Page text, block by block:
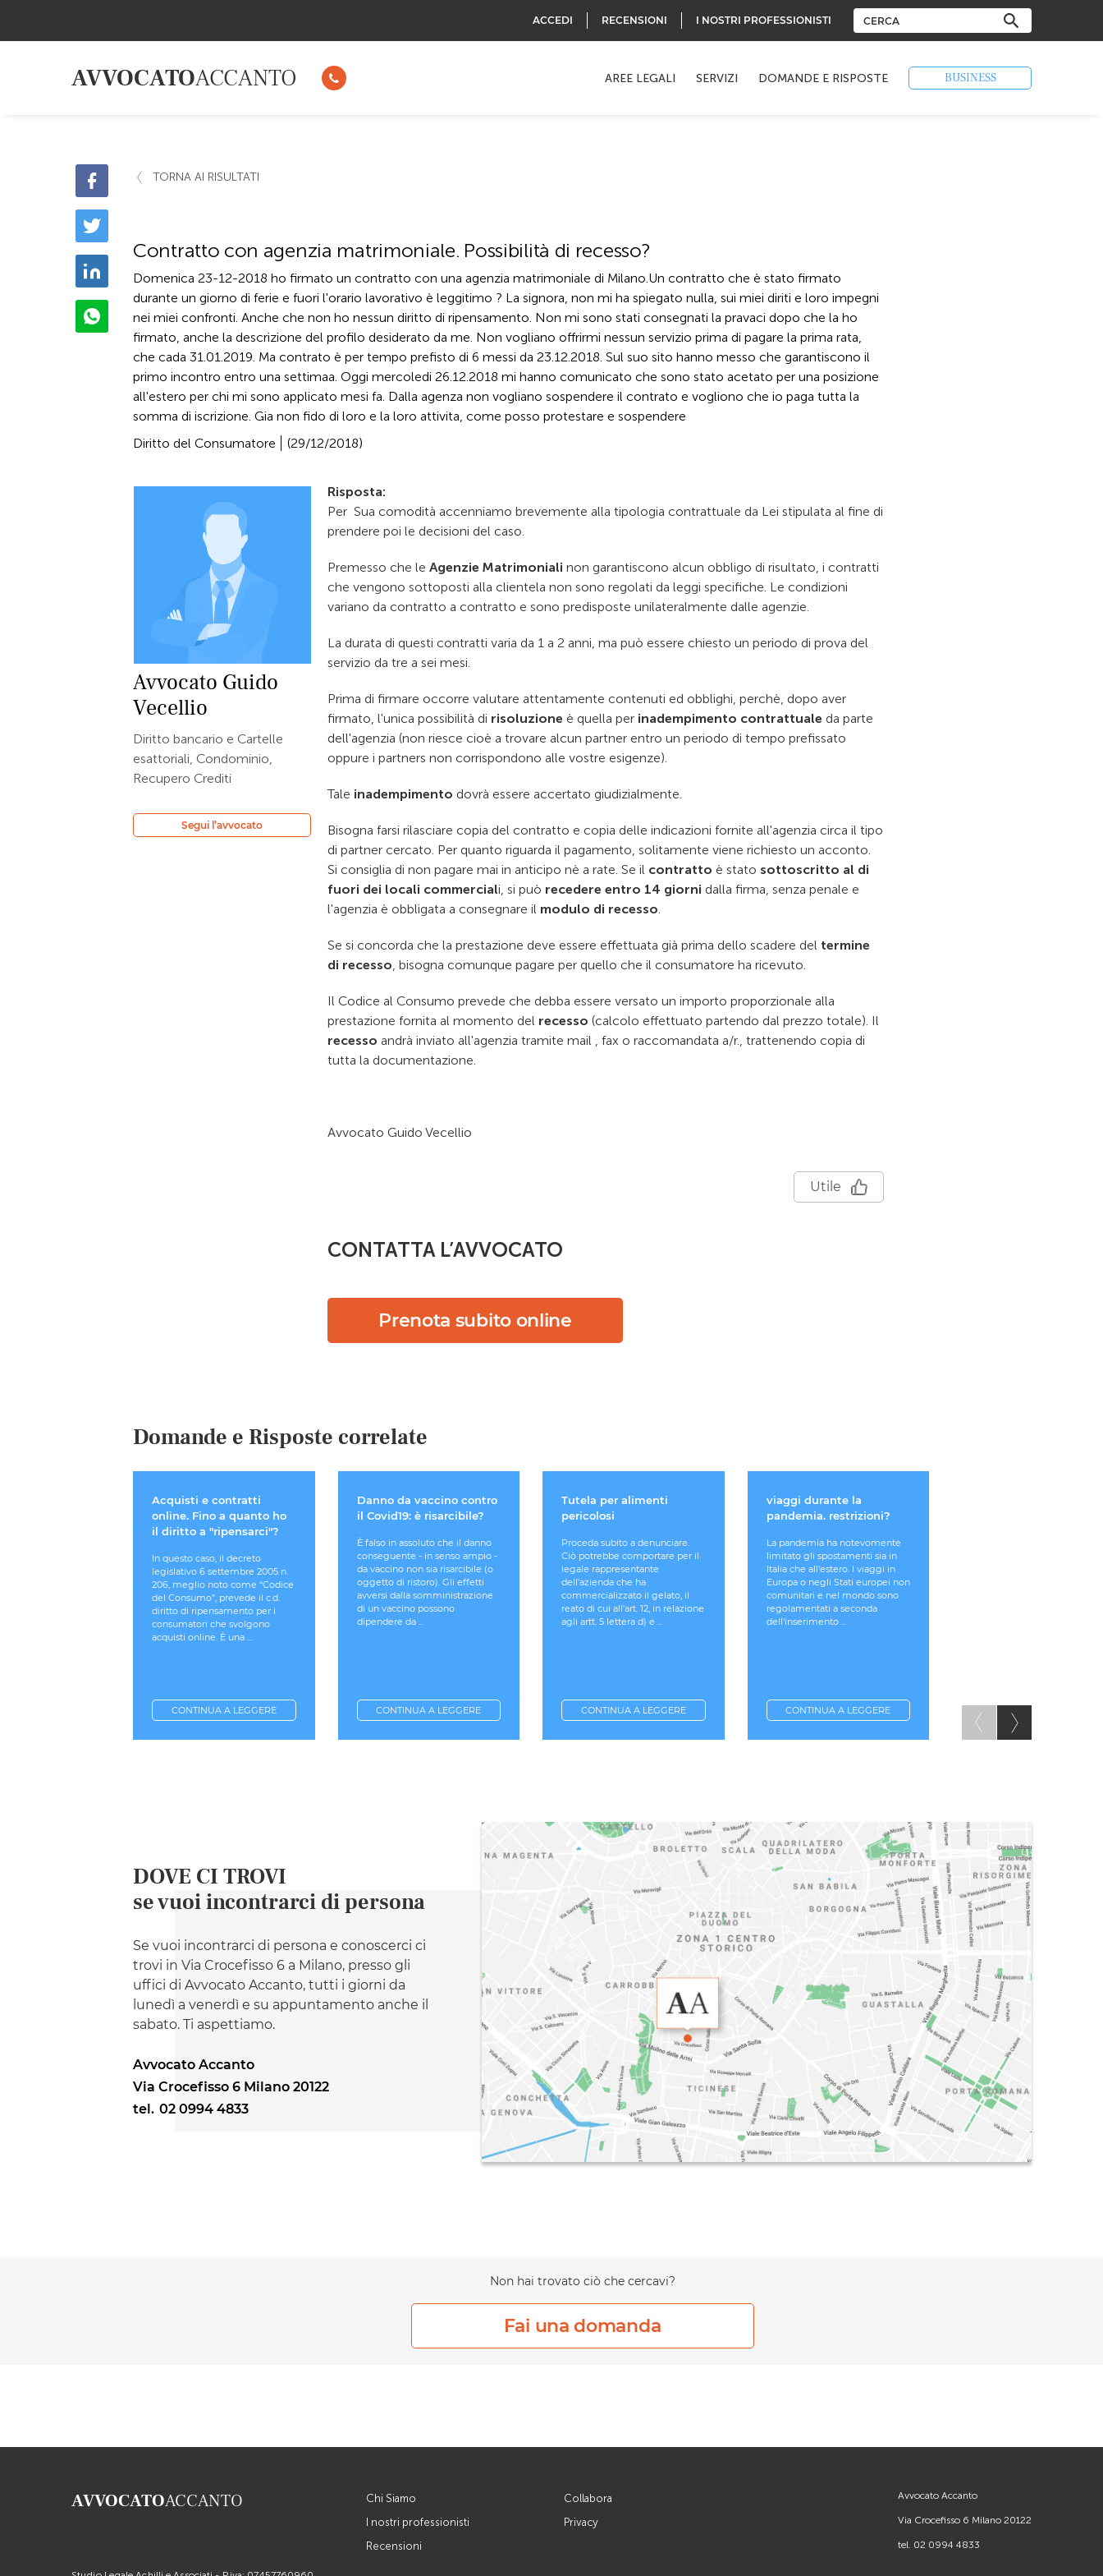
ACCEDI RECENSIONI I NOSTRI PROFESSIONISTI
AVVOCATOACCANTO AREE LEGALI SERVIZI DOMANDE E RISPOSTE BUSINESS
TORNA AI RISULTATI
Contratto con agenzia matrimoniale. Possibilità di recesso?
Domenica 23-12-2018 ho firmato un contratto con una agenzia matrimoniale di Milano.Un contratto che è stato firmato
durante un giorno di ferie e fuori l'orario lavorativo è leggitimo ? La signora, non mi ha spiegato nulla, sui miei diriti e loro impegni
nei miei confronti. Anche che non ho nessun diritto di ripensamento. Non mi sono stati consegnati la pravaci dopo che la ho
firmato, anche la descrizione del profilo desiderato da me. Non vogliano offrirmi nessun servizio prima di pagare la prima rata,
che cada 31.01.2019. Ma contrato è per tempo prefisto di 6 messi da 23.12.2018. Sul suo sito hanno messo che garantiscono il
primo incontro entro una settimaa. Oggi mercoledi 26.12.2018 mi hanno comunicato che sono stato acetato per una posizione
all'estero per chi mi sono applicato mesi fa. Dalla agenza non vogliano sospendere il contrato e vogliono che io paga tutta la
somma di iscrizione. Gia non fido di loro e la loro attivita, come posso protestare e sospendere
Diritto del Consumatore
(29/12/2018)
Avvocato Guido
Vecellio
Diritto bancario e Cartelle
esattoriali, Condominio,
Recupero Crediti
Segui l’avvocato
Risposta:
Per Sua comodità accenniamo brevemente alla tipologia contrattuale da Lei stipulata al fine di
prendere poi le decisioni del caso.
Premesso che le Agenzie Matrimoniali non garantiscono alcun obbligo di risultato, i contratti
che vengono sottoposti alla clientela non sono regolati da leggi specifiche. Le condizioni
variano da contratto a contratto e sono predisposte unilateralmente dalle agenzie.
La durata di questi contratti varia da 1 a 2 anni, ma può essere chiesto un periodo di prova del
servizio da tre a sei mesi.
Prima di firmare occorre valutare attentamente contenuti ed obblighi, perchè, dopo aver
firmato, l'unica possibilità di risoluzione è quella per inadempimento contrattuale da parte
dell'agenzia (non riesce cioè a trovare alcun partner entro un periodo di tempo prefissato
oppure i partners non corrispondono alle vostre esigenze).
Tale inadempimento dovrà essere accertato giudizialmente.
Bisogna farsi rilasciare copia del contratto e copia delle indicazioni fornite all'agenzia circa il tipo
di partner cercato. Per quanto riguarda il pagamento, solitamente viene richiesto un acconto.
Si consiglia di non pagare mai in anticipo nè a rate. Se il contratto è stato sottoscritto al di
fuori dei locali commerciali, si può recedere entro 14 giorni dalla firma, senza penale e
l'agenzia è obbligata a consegnare il modulo di recesso.
Se si concorda che la prestazione deve essere effettuata già prima dello scadere del termine
di recesso, bisogna comunque pagare per quello che il consumatore ha ricevuto.
Il Codice al Consumo prevede che debba essere versato un importo proporzionale alla
prestazione fornita al momento del recesso (calcolo effettuato partendo dal prezzo totale). Il
recesso andrà inviato all'agenzia tramite mail , fax o raccomandata a/r., trattenendo copia di
tutta la documentazione.
Avvocato Guido Vecellio
Utile
CONTATTA L’AVVOCATO
Prenota subito online
Domande e Risposte correlate
Acquisti e contratti
online. Fino a quanto ho
il diritto a "ripensarci"?
In questo caso, il decreto
legislativo 6 settembre 2005 n.
206, meglio noto come “Codice
del Consumo”, prevede il c.d.
diritto di ripensamento per i
consumatori che svolgono
acquisti online. È una ...
CONTINUA A LEGGERE
Danno da vaccino contro
il Covid19: è risarcibile?
È falso in assoluto che il danno
conseguente - in senso ampio -
da vaccino non sia risarcibile (o
oggetto di ristoro). Gli effetti
avversi dalla somministrazione
di un vaccino possono
dipendere da ...
CONTINUA A LEGGERE
Tutela per alimenti
pericolosi
Proceda subito a denunciare.
Ciò potrebbe comportare per il
legale rappresentante
dell'azienda che ha
commercializzato il gelato, il
reato di cui all'art. 12, in relazione
agli artt. 5 lettera d) e ...
CONTINUA A LEGGERE
viaggi durante la
pandemia. restrizioni?
La pandemia ha notevomente
limitato gli spostamenti sia in
Italia che all'estero. I viaggi in
Europa o negli Stati europei non
comunitari e nel mondo sono
regolamentati a seconda
dell'inserimento ...
CONTINUA A LEGGERE CONTINUA A LEGGERE
DOVE CI TROVI
se vuoi incontrarci di persona
Se vuoi incontrarci di persona e conoscerci ci
trovi in Via Crocefisso 6 a Milano, presso gli
uffici di Avvocato Accanto, tutti i giorni da
lunedì a venerdì e su appuntamento anche il
sabato. Ti aspettiamo.
Avvocato Accanto
Via Crocefisso 6 Milano 20122
tel. 02 0994 4833
Non hai trovato ciò che cercavi?
Fai una domanda
AVVOCATOACCANTO
Chi Siamo
I nostri professionisti
Recensioni
Collabora
Privacy
Avvocato Accanto
Via Crocefisso 6 Milano 20122
tel. 02 0994 4833